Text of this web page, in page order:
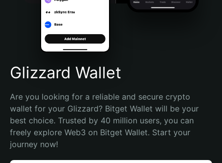
Português (Brasil)
Español (Argentina)
Glizzard Wallet
Are you looking for a reliable and secure crypto
wallet for your Glizzard? Bitget Wallet will be your
best choice. Trusted by 40 million users, you can
freely explore Web3 on Bitget Wallet. Start your
journey now!